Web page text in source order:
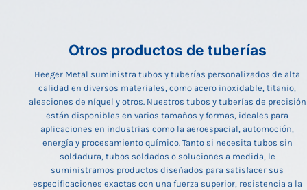
Otros productos de tuberías
Heeger Metal suministra tubos y tuberías personalizados de alta
calidad en diversos materiales, como acero inoxidable, titanio,
aleaciones de níquel y otros. Nuestros tubos y tuberías de precisión
están disponibles en varios tamaños y formas, ideales para
aplicaciones en industrias como la aeroespacial, automoción,
energía y procesamiento químico. Tanto si necesita tubos sin
soldadura, tubos soldados o soluciones a medida, le
suministramos productos diseñados para satisfacer sus
especificaciones exactas con una fuerza superior, resistencia a la